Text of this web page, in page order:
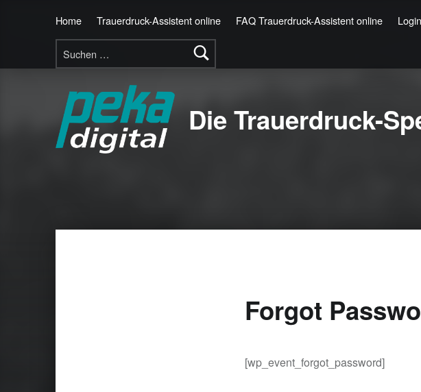
Suchen nach:
Home Trauerdruck-Assistent online FAQ Trauerdruck-Assistent online
Die Trauerdruck-
Forgot
[wp_event_forgot_password]
Skip back to main navigation